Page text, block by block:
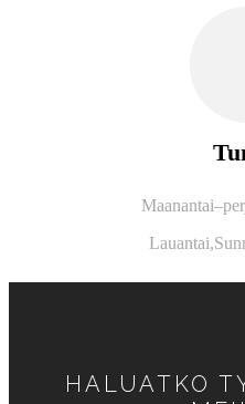
Lauantai,
HALUATKO